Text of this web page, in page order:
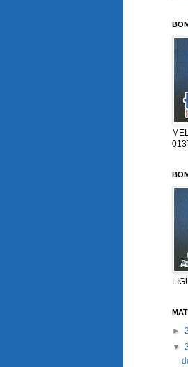
►
▼